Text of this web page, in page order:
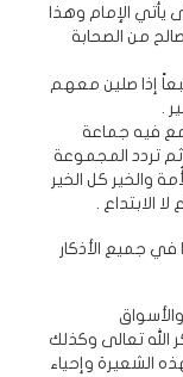
الإمام وهذا
من الصحابة
إذا صلين معهم
.
فيه جماعة
تردد المجموعة
والخير كل الخير
الابتداع .
في جميع الأذكار
تعالى وكذلك
الشعيرة وإحياء